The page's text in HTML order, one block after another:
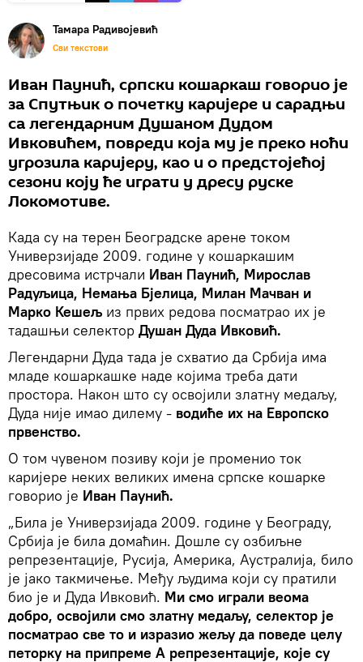
Тамара Радивојевић
Сви текстови
Иван Паунић, српски кошаркаш говорио је
за Спутњик о почетку каријере и сарадњи
са легендарним Душаном Дудом
Ивковићем, повреди која му је преко ноћи
угрозила каријеру, као и о предстојећој
сезони коју ће играти у дресу руске
Локомотиве.
Када су на терен Београдске арене током
Универзијаде 2009. године у кошаркашим
дресовима истрчали Иван Паунић, Мирослав
Радуљица, Немања Бјелица, Милан Мачван и
Марко Кешељ из првих редова посматрао их је
тадашњи селектор Душан Дуда Ивковић.
Легендарни Дуда тада је схватио да Србија има
младе кошаркашке наде којима треба дати
простора. Након што су освојили златну медаљу,
Дуда није имао дилему - водиће их на Европско
првенство.
О том чувеном позиву који је променио ток
каријере неких великих имена српске кошарке
говорио је Иван Паунић.
„Била је Универзијада 2009. године у Београду,
Србија је била домаћин. Дошле су озбиљне
репрезентације, Русија, Америка, Аустралија, било
је јако такмичење. Међу људима који су пратили
био је и Дуда Ивковић. Ми смо играли веома
добро, освојили смо златну медаљу, селектор је
посматрао све то и изразио жељу да поведе целу
петорку на припреме А репрезентације, које су